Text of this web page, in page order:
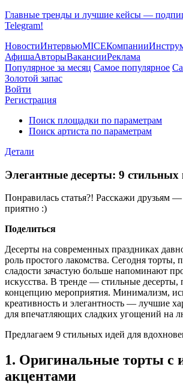
Главные тренды и лучшие кейсы —
Telegram!
НовостиИнтервьюMICEКомпании
АфишаАвторыВакансииРеклама
Популярное за месяц Самое популярное
Золотой запас
Войти
Регистрация
Поиск площадки по параметрам
Поиск артиста по параметрам
Детали
Элегантные десерты: 9 стильных
Понравилась статья?! Расскажи друзьям
приятно :)
Поделиться
Десерты на современных праздниках
роль простого лакомства. Сегодня торты,
сладости зачастую больше напоминают
искусства. В тренде — стильные
концепцию мероприятия. Минимализм,
креативность и элегантность — лучшие
для впечатляющих сладких угощений на
Предлагаем 9 стильных идей для
1. Оригинальные торты
акцентами